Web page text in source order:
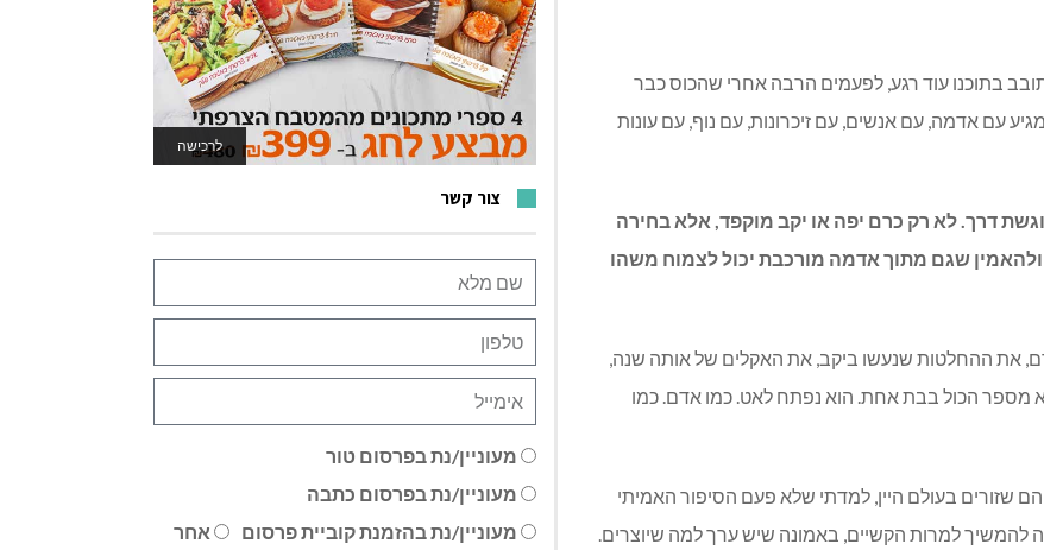
בתוכנו עוד רגע, לפעמים הרבה אחרי שהכוס כבר
עם אדמה, עם אנשים, עם זיכרונות, עם נוף, עם עונות
דרך. לא רק כרם יפה או יקב מוקפד, אלא בחירה
שגם מתוך אדמה מורכבת יכול לצמוח משהו
את ההחלטות שנעשו ביקב, את האקלים של אותה שנה,
מספר הכול בבת אחת. הוא נפתח לאט. כמו אדם. כמו
שזורים בעולם היין, למדתי שלא פעם הסיפור האמיתי
למרות הקשיים, באמונה שיש ערך למה שיוצרים.
לרכישה
לאתר המשחקים
צור קשר
מעוניין/נת בפרסום טור
מעוניין/נת בפרסום כתבה
מעוניין/נת בהזמנת קוביית פרסום
אחר